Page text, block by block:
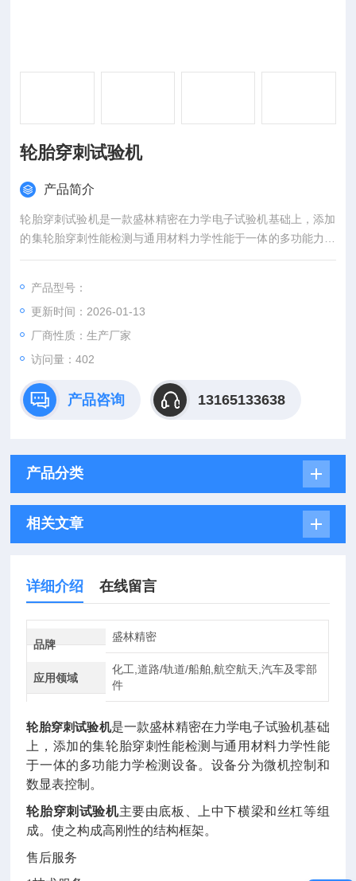
轮胎穿刺试验机
产品简介
轮胎穿刺试验机是一款盛林精密在力学电子试验机基础上，添加
的集轮胎穿刺性能检测与通用材料力学性能于一体的多功能力学
检测设备。
产品型号：
更新时间：2026-01-13
厂商性质：生产厂家
访问量：402
产品咨询 13165133638
产品分类
相关文章
详细介绍 在线留言
品牌
盛林精密
应用领域
化工,道路/轨道/船舶,航空航天,汽车及零部
件
轮胎穿刺试验机是一款盛林精密在力学电子试验机基础
上，添加的集轮胎穿刺性能检测与通用材料力学性能
于一体的多功能力学检测设备。设备分为微机控制和
数显表控制。
轮胎穿刺试验机主要由底板、上中下横梁和丝杠等组
成。使之构成高刚性的结构框架。
售后服务